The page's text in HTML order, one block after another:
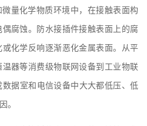
量化学物质环境中，在接触表面构
腐蚀。防水接插件接触表面上的腐
化学反响逐渐恶化金属表面。从平
器等消费级物联网设备到工业物联
数据室和电信设备中大大都低压、低
。